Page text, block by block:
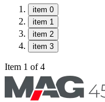
item 0
item 1
item 2
item 3
Item 1 of 4